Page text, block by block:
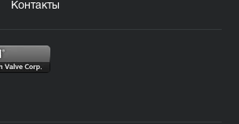
Контакты